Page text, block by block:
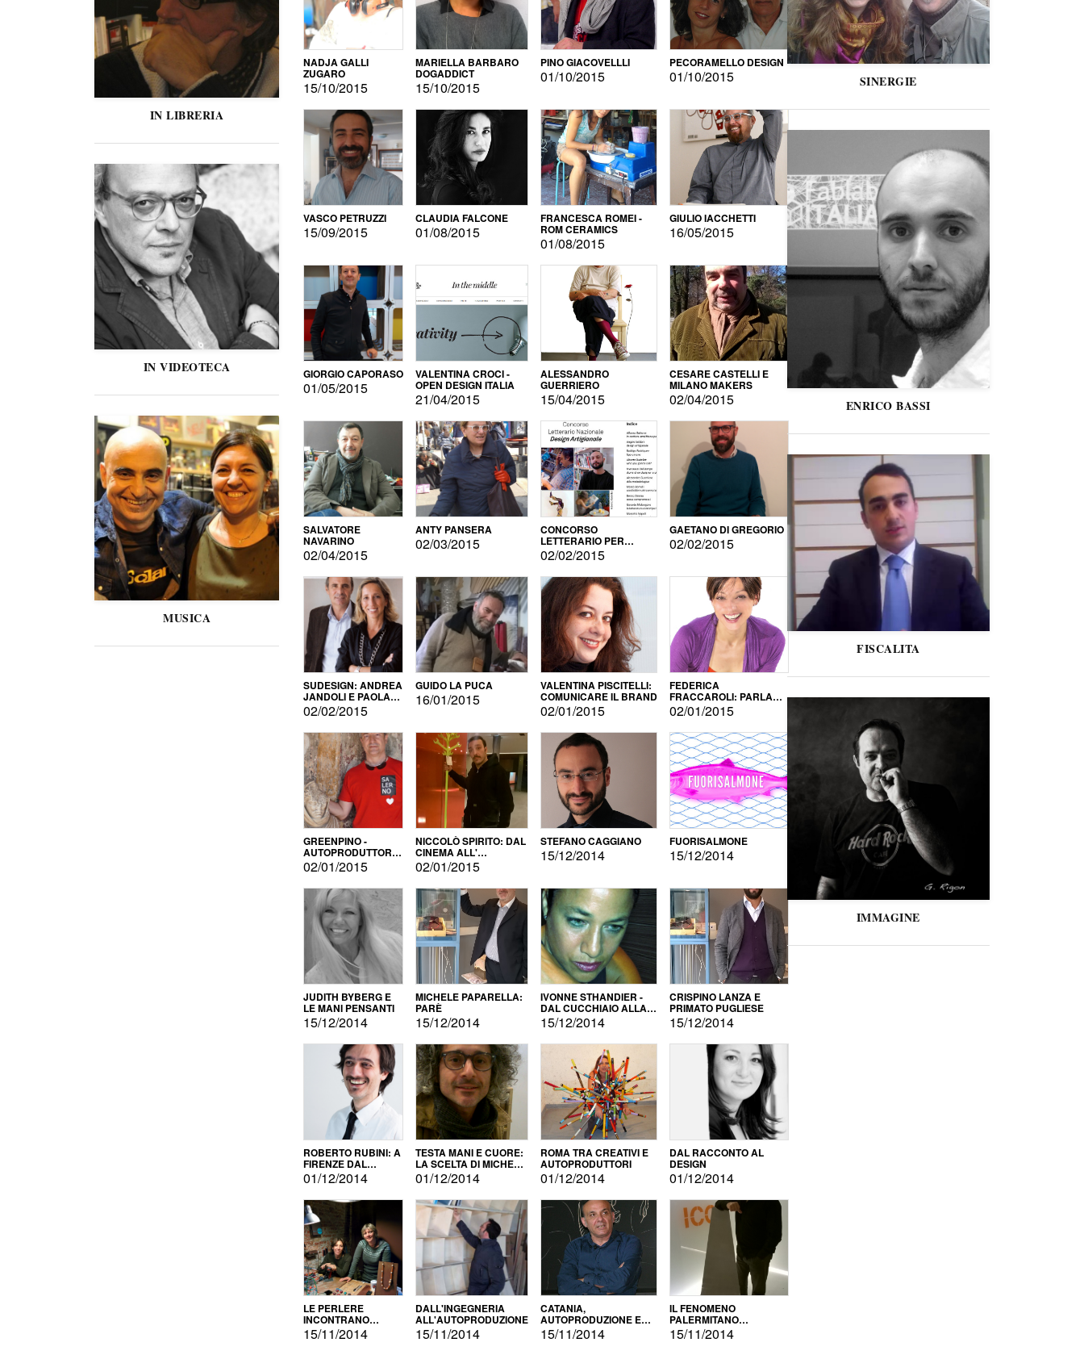
IN LIBRERIA
IN VIDEOTECA
MUSICA
NADJA GALLI
ZUGARO
15/10/2015
MARIELLA BARBARO
DOGADDICT
15/10/2015
PINO GIACOVELLLI
01/10/2015
PECORAMELLO DESIGN
01/10/2015
VASCO PETRUZZI
15/09/2015
CLAUDIA FALCONE
01/08/2015
FRANCESCA ROMEI -
ROM CERAMICS
01/08/2015
GIULIO IACCHETTI
16/05/2015
GIORGIO CAPORASO
01/05/2015
VALENTINA CROCI -
OPEN DESIGN ITALIA
21/04/2015
ALESSANDRO
GUERRIERO
15/04/2015
CESARE CASTELLI E
MILANO MAKERS
02/04/2015
SALVATORE
NAVARINO
02/04/2015
ANTY PANSERA
02/03/2015
CONCORSO
LETTERARIO PER
DESIGNER
02/02/2015
GAETANO DI GREGORIO
02/02/2015
SUDESIGN: ANDREA
JANDOLI E PAOLA
PISAPIA
02/02/2015
GUIDO LA PUCA
16/01/2015
VALENTINA PISCITELLI:
COMUNICARE IL BRAND
02/01/2015
FEDERICA
FRACCAROLI: PARLARE
LINGUE DIVERSE
02/01/2015
GREENPINO -
AUTOPRODUTTORE
PER AMORE
02/01/2015
NICCOLÒ SPIRITO: DAL
CINEMA ALL'
AUTOPRODUZIONE
02/01/2015
STEFANO CAGGIANO
15/12/2014
FUORISALMONE
15/12/2014
JUDITH BYBERG E
LE MANI PENSANTI
15/12/2014
MICHELE PAPARELLA:
PARÈ
15/12/2014
IVONNE STHANDIER -
DAL CUCCHIAIO ALLA
CITTÀ
15/12/2014
CRISPINO LANZA E
PRIMATO PUGLIESE
15/12/2014
ROBERTO RUBINI: A
FIRENZE DAL
PRODOTTO ALLA
PROMOZIONE
01/12/2014
TESTA MANI E CUORE:
LA SCELTA DI MICHELE
BARBERIO
01/12/2014
ROMA TRA CREATIVI E
AUTOPRODUTTORI
01/12/2014
DAL RACCONTO AL
DESIGN
01/12/2014
LE PERLERE
INCONTRANO
L'AUTOPRODUZIONE
15/11/2014
DALL'INGEGNERIA
ALL'AUTOPRODUZIONE
15/11/2014
CATANIA,
AUTOPRODUZIONE E
COMMERCIALIZZAZIONE
15/11/2014
IL FENOMENO
PALERMITANO
DELL'AUTOPRODUZIONE
15/11/2014
SINERGIE
ENRICO BASSI
FISCALITA
IMMAGINE